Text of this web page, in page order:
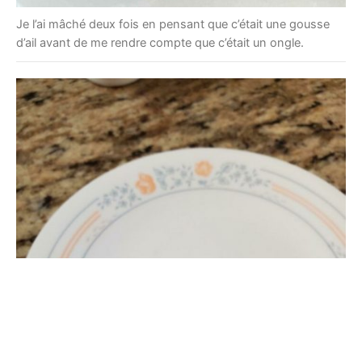
Je l’ai mâché deux fois en pensant que c’était une gousse
d’ail avant de me rendre compte que c’était un ongle.